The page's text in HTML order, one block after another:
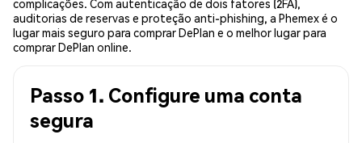
complicações. Com autenticação de dois fatores (2FA),
auditorias de reservas e proteção anti-phishing, a Phemex é o
lugar mais seguro para comprar DePlan e o melhor lugar para
comprar DePlan online.
Passo 1. Configure uma conta
segura